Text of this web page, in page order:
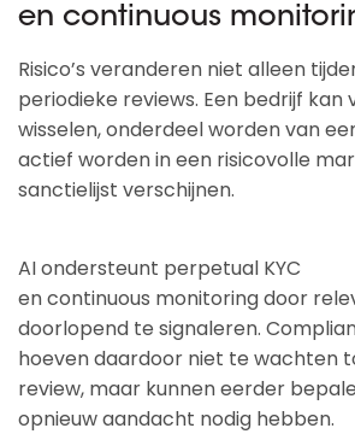
en continuous
Risico’s veranderen niet alleen
periodieke reviews. Een bedrijf kan
wisselen, onderdeel worden van
actief worden in een risicovolle
sanctielijst verschijnen.
AI ondersteunt perpetual KYC
en continuous monitoring door
doorlopend te signaleren.
hoeven daardoor niet te wachten
review, maar kunnen eerder
opnieuw aandacht nodig hebben.